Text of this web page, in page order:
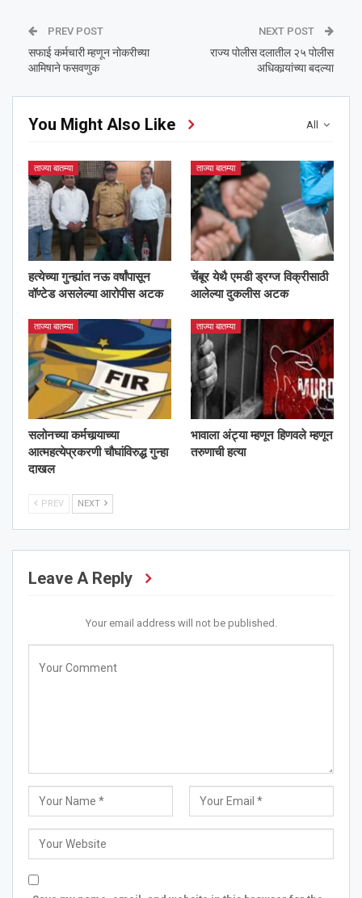
PREV POST
सफाई कर्मचारी म्हणून नोकरीच्या
आमिषाने फसवणुक
NEXT POST
राज्य पोलीस दलातील २५ पोलीस
अधिकार्‍यांच्या बदल्या
All
You Might Also Like
ताज्या बातम्या
हत्येच्या गुन्ह्यांत नऊ वर्षांपासून
वॉण्टेड असलेल्या आरोपीस अटक
ताज्या बातम्या
चेंबूर येथै एमडी ड्रग्ज विक्रीसाठी
आलेल्या दुकलीस अटक
ताज्या बातम्या
सलोनच्या कर्मचार्‍याच्या
आत्महत्येप्रकरणी चौघांविरुद्ध गुन्हा
दाखल
ताज्या बातम्या
भावाला अंट्या म्हणून हिणवले म्हणून
तरुणाची हत्या
PREV NEXT
Leave A Reply
Your email address will not be published.